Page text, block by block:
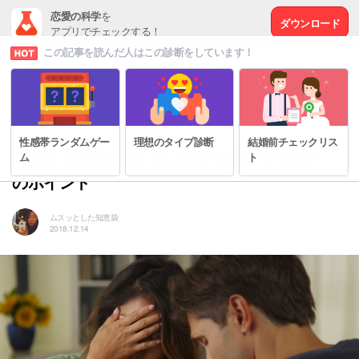
恋愛の科学を
アプリでチェックする！
ダウンロード
# もっと幸せな恋愛をするために
口だけで行動しない恋人をやる気にさせる2つ
のポイント
ムスッとした知恵袋
2018.12.14
この記事を読んだ人はこの診断をしています！
性感帯ランダムゲー
ム
理想のタイプ診断
結婚前チェックリス
ト